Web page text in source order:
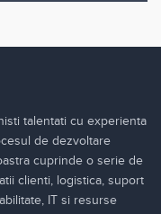
talentati cu experienta
de dezvoltare
cuprinde o serie de
clienti, logistica, suport
IT si resurse